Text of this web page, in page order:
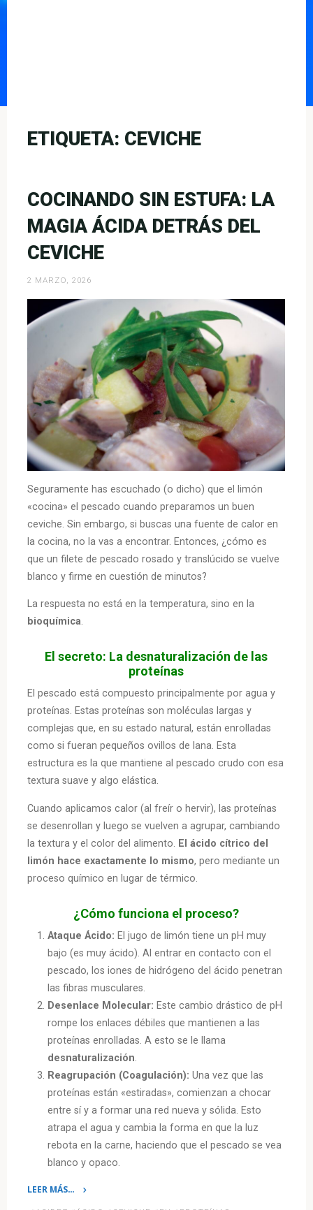
ETIQUETA: CEVICHE
COCINANDO SIN ESTUFA: LA
MAGIA ÁCIDA DETRÁS DEL
CEVICHE
2 MARZO, 2026
Seguramente has escuchado (o dicho) que el limón
«cocina» el pescado cuando preparamos un buen
ceviche. Sin embargo, si buscas una fuente de calor en
la cocina, no la vas a encontrar. Entonces, ¿cómo es
que un filete de pescado rosado y translúcido se vuelve
blanco y firme en cuestión de minutos?
La respuesta no está en la temperatura, sino en la
bioquímica.
El secreto: La desnaturalización de las
proteínas
El pescado está compuesto principalmente por agua y
proteínas. Estas proteínas son moléculas largas y
complejas que, en su estado natural, están enrolladas
como si fueran pequeños ovillos de lana. Esta
estructura es la que mantiene al pescado crudo con esa
textura suave y algo elástica.
Cuando aplicamos calor (al freír o hervir), las proteínas
se desenrollan y luego se vuelven a agrupar, cambiando
la textura y el color del alimento. El ácido cítrico del
limón hace exactamente lo mismo, pero mediante un
proceso químico en lugar de térmico.
¿Cómo funciona el proceso?
Ataque Ácido: El jugo de limón tiene un pH muy
bajo (es muy ácido). Al entrar en contacto con el
pescado, los iones de hidrógeno del ácido penetran
las fibras musculares.
Desenlace Molecular: Este cambio drástico de pH
rompe los enlaces débiles que mantienen a las
proteínas enrolladas. A esto se le llama
desnaturalización.
Reagrupación (Coagulación): Una vez que las
proteínas están «estiradas», comienzan a chocar
entre sí y a formar una red nueva y sólida. Esto
atrapa el agua y cambia la forma en que la luz
rebota en la carne, haciendo que el pescado se vea
blanco y opaco.
LEER MÁS…